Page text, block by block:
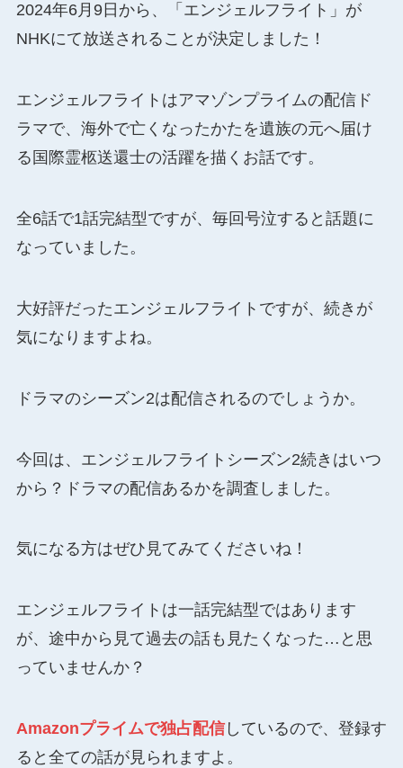
2024年6月9日から、「エンジェルフライト」が
NHKにて放送されることが決定しました！
エンジェルフライトはアマゾンプライムの配信ド
ラマで、海外で亡くなったかたを遺族の元へ届け
る国際霊柩送還士の活躍を描くお話です。
全6話で1話完結型ですが、毎回号泣すると話題に
なっていました。
大好評だったエンジェルフライトですが、続きが
気になりますよね。
ドラマのシーズン2は配信されるのでしょうか。
今回は、エンジェルフライトシーズン2続きはいつ
から？ドラマの配信あるかを調査しました。
気になる方はぜひ見てみてくださいね！
エンジェルフライトは一話完結型ではあります
が、途中から見て過去の話も見たくなった…と思
っていませんか？
Amazonプライムで独占配信しているので、登録す
ると全ての話が見られますよ。